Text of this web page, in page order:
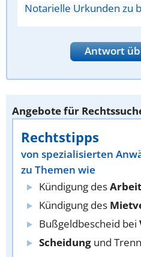
Notarielle Urkunden zu
Antwort
Angebote für
Rechtstipps
von spezialisierten
zu Themen wie
Kündigung des
Kündigung des
Bußgeldbescheid bei
Scheidung und